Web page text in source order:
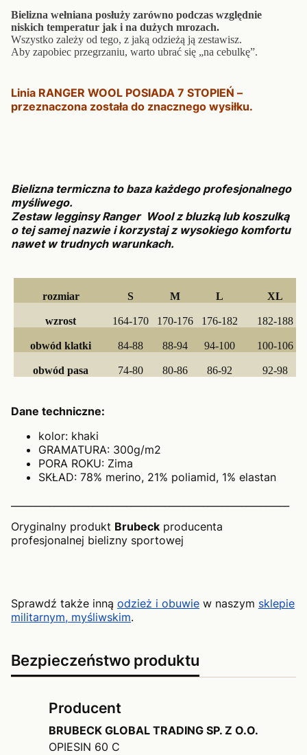
Bielizna wełniana posłuży zarówno podczas względnie
niskich temperatur jak i na dużych mrozach.
Wszystko zależy od tego, z jaką odzieżą ją zestawisz.
Aby zapobiec przegrzaniu, warto ubrać się „na cebulkę”.
Linia RANGER WOOL POSIADA 7 STOPIEŃ –
przeznaczona została do znacznego wysiłku.
Bielizna termiczna to baza każdego profesjonalnego
myśliwego.
Zestaw legginsy Ranger Wool z bluzką lub koszulką
o tej samej nazwie i korzystaj z wysokiego komfortu
nawet w trudnych warunkach.
rozmiar S M L XL
wzrost 164-170 170-176 176-182 182-188
obwód klatki 84-88 88-94 94-100 100-106
obwód pasa 74-80 80-86 86-92 92-98
Dane techniczne:
kolor: khaki
GRAMATURA: 300g/m2
PORA ROKU: Zima
SKŁAD: 78% merino, 21% poliamid, 1% elastan
Oryginalny produkt Brubeck producenta
profesjonalnej bielizny sportowej
Sprawdź także inną odzież i obuwie w naszym sklepie
militarnym, myśliwskim.
Bezpieczeństwo produktu
Producent
BRUBECK GLOBAL TRADING SP. Z O.O.
OPIESIN 60 C